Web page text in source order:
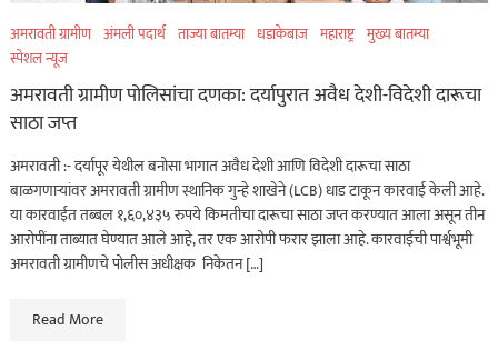
अमरावती ग्रामीण अंमली पदार्थ ताज्या बातम्या धडाकेबाज महाराष्ट्र मुख्य बातम्या
स्पेशल न्यूज
अमरावती ग्रामीण पोलिसांचा दणका: दर्यापुरात अवैध देशी-विदेशी दारूचा
साठा जप्त
अमरावती :- दर्यापूर येथील बनोसा भागात अवैध देशी आणि विदेशी दारूचा साठा
बाळगणाऱ्यांवर अमरावती ग्रामीण स्थानिक गुन्हे शाखेने (LCB) धाड टाकून कारवाई केली आहे.
या कारवाईत तब्बल १,६०,४३५ रुपये किमतीचा दारूचा साठा जप्त करण्यात आला असून तीन
आरोपींना ताब्यात घेण्यात आले आहे, तर एक आरोपी फरार झाला आहे. कारवाईची पार्श्वभूमी
अमरावती ग्रामीणचे पोलीस अधीक्षक निकेतन […]
Read More